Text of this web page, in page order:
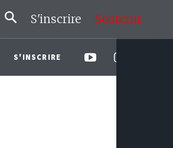
S'inscrire Soutenir
S'INSCRIRE